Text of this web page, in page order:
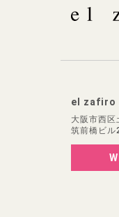
el zafiro
大阪市西
筑前橋ビル